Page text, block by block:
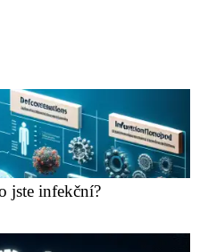
jste infekční?